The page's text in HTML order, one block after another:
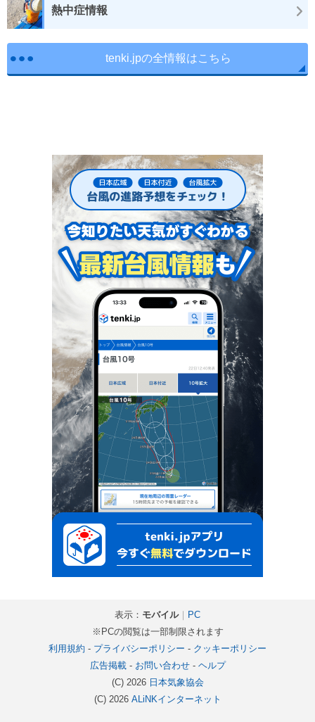
熱中症情報
tenki.jpの全情報はこちら
表示： モバイル｜
PC
※PCの閲覧は一部制限されます
利用規約 - プライバシーポリシー - クッキーポリシー
広告掲載- お問い合わせ- ヘルプ
(C) 2026 日本気象協会
(C) 2026 ALiNKインターネット